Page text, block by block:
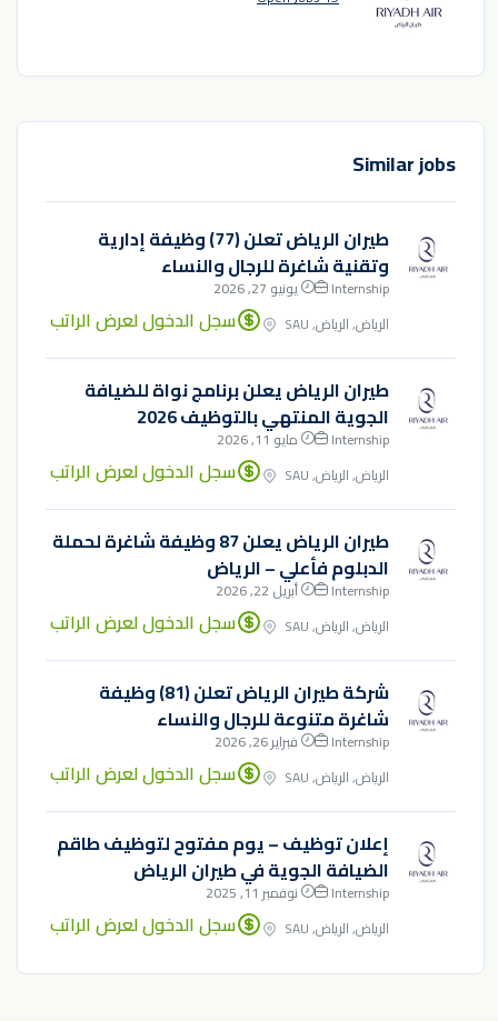
Similar jobs
طيران الرياض تعلن (77) وظيفة إدارية
وتقنية شاغرة للرجال والنساء
Internship
يونيو 27, 2026
الرياض, الرياض, SAU
سجل الدخول لعرض الراتب
طيران الرياض يعلن برنامج نواة للضيافة
الجوية المنتهي بالتوظيف 2026
Internship
مايو 11, 2026
الرياض, الرياض, SAU
سجل الدخول لعرض الراتب
طيران الرياض يعلن 87 وظيفة شاغرة لحملة
الدبلوم فأعلي – الرياض
Internship
أبريل 22, 2026
الرياض, الرياض, SAU
سجل الدخول لعرض الراتب
شركة طيران الرياض تعلن (81) وظيفة
شاغرة متنوعة للرجال والنساء
Internship
فبراير 26, 2026
الرياض, الرياض, SAU
سجل الدخول لعرض الراتب
إعلان توظيف – يوم مفتوح لتوظيف طاقم
الضيافة الجوية في طيران الرياض
Internship
نوفمبر 11, 2025
الرياض, الرياض, SAU
سجل الدخول لعرض الراتب